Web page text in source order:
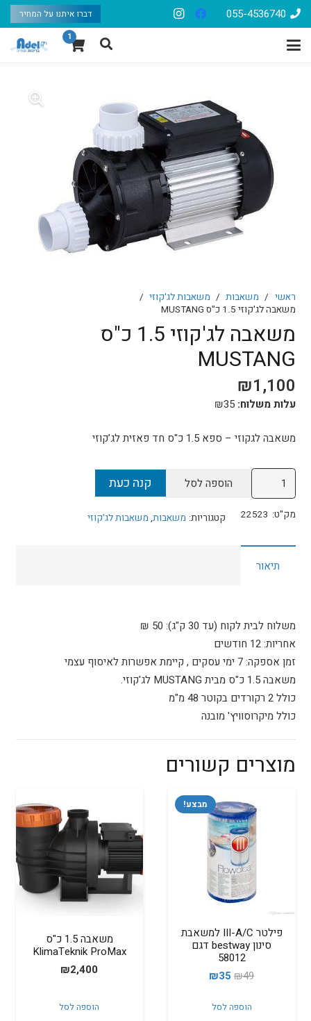
055-4536740 דברו איתנו על המחיר
1
ראשי / משאבות / משאבות לג'קוזי /
משאבה לג'קוזי 1.5 כ"ס MUSTANG
משאבה לג'קוזי 1.5 כ"ס
MUSTANG
₪1,100
עלות משלוח: ₪35
משאבה לגקוזי – ספא 1.5 כ"ס חד פאזית לג’קוזי
כמות
של
משאבה
1.5
הוספה לסל קנה כעת
מק"ט: 22523 קטגוריות: משאבות, משאבות לג'קוזי
תיאור
משלוח לבית לקוח (עד 30 ק"ג):
50 ₪
אחריות:12 חודשים
זמן אספקה:7 ימי עסקים , קיימת אפשרות לאיסוף עצמי
משאבה 1.5 כ"ס מבית MUSTANG לג'קוזי.
כולל 2 רקורדים בקוטר 48 מ"מ
כולל מיקרוסוויץ' מובנה
מוצרים קשורים
מבצע!
פילטר III-A/C למשאבת
סינון bestway דגם
58012
₪49
המחיר
היה:
₪35
המחיר
הוספה לסל
משאבה 1.5 כ"ס
KlimaTeknik ProMax
₪2,400
הוספה לסל